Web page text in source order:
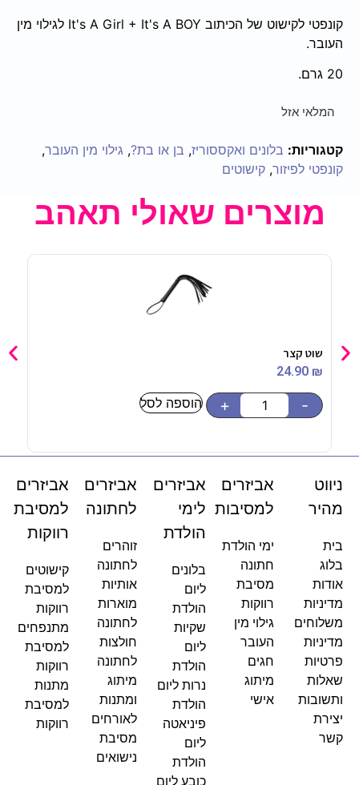
קונפטי לקישוט של הכיתוב It's A Girl + It's A BOY לגילוי מין
העובר.
20 גרם.
המלאי אזל
קטגוריות: בלונים ואקססוריז, בן או בת?, גילוי מין העובר,
קונפטי לפיזור, קישוטים
מוצרים שאולי תאהב
שוט קצר
24.90 ₪
-
+ הוספה לסל
בקבוק
ניווט
מהיר
בית
בלוג
אודות
מדיניות
משלוחים
מדיניות
פרטיות
שאלות
ותשובות
יצירת
קשר
אביזרים
למסיבות
ימי הולדת
חתונה
מסיבת
רווקות
גילוי מין
העובר
חגים
מיתוג
אישי
אביזרים
לימי
הולדת
בלונים
ליום
הולדת
שקיות
ליום
הולדת
נרות ליום
הולדת
פיניאטה
ליום
הולדת
כובע ליום
אביזרים
לחתונה
זוהרים
לחתונה
אותיות
מוארות
לחתונה
חולצות
לחתונה
מיתוג
ומתנות
לאורחים
מסיבת
נישואים
אביזרים
למסיבת
רווקות
קישוטים
למסיבת
רווקות
מתנפחים
למסיבת
רווקות
מתנות
למסיבת
רווקות